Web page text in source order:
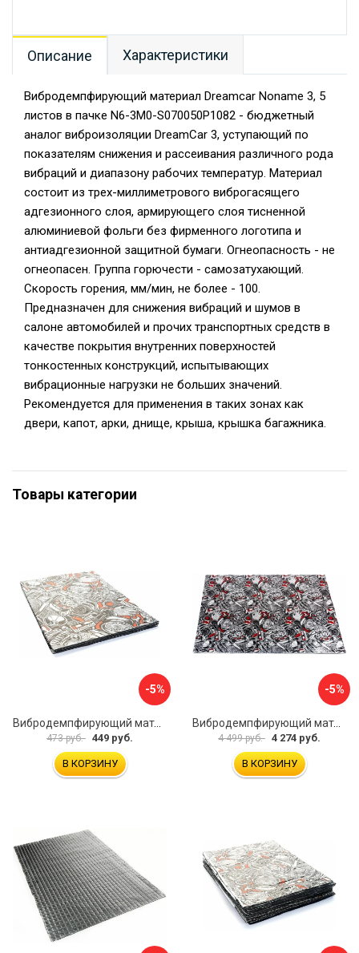
Описание Характеристики
Вибродемпфирующий материал Dreamcar Noname 3, 5
листов в пачке N6-3M0-S070050P1082 - бюджетный
аналог виброизоляции DreamCar 3, уступающий по
показателям снижения и рассеивания различного рода
вибраций и диапазону рабочих температур. Материал
состоит из трех-миллиметрового виброгасящего
адгезионного слоя, армирующего слоя тисненной
алюминиевой фольги без фирменного логотипа и
антиадгезионной защитной бумаги. Огнеопасность - не
огнеопасен. Группа горючести - самозатухающий.
Скорость горения, мм/мин, не более - 100.
Предназначен для снижения вибраций и шумов в
салоне автомобилей и прочих транспортных средств в
качестве покрытия внутренних поверхностей
тонкостенных конструкций, испытывающих
вибрационные нагрузки не больших значений.
Рекомендуется для применения в таких зонах как
двери, капот, арки, днище, крыша, крышка багажника.
Товары категории
-5%
Вибродемпфирующий материал Dreamcar Base 2 33x25 см DC-000-0926988P1393
473 руб. 449 руб.
В КОРЗИНУ
-5%
Вибродемпфирующий материал Dreamcar DC-2M0-S070050P7
4 499 руб. 4 274 руб.
В КОРЗИНУ